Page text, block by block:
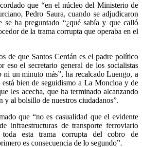
que “en el núcleo del Ministerio de
Pedro Saura, cuando se adjudicaron
se ha preguntado “¿qué sabía y que calló
de la trama corrupta que operaba en el
de que Santos Cerdán es el padre político
eso el secretario general de los socialistas
ni un minuto más”, ha recalcado Luengo, a
bien de seguidismo a La Moncloa y de
les acecha, que ha terminado alcanzando
y al bolsillo de nuestros ciudadanos”.
que “no es casualidad que el evidente
infraestructuras de transporte ferroviario
esta trama corrupta del cobro de
es consecuencia de lo segundo”.